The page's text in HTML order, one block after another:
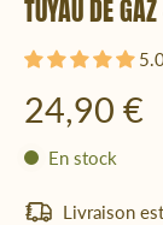
TUYAU DE
24,90 €
En stock
Livraison